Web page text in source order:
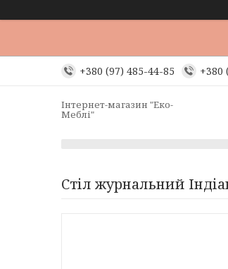
+380 (97) 485-44-85 +380
Інтернет-магазин "Еко-
Меблі"
Стіл журнальний